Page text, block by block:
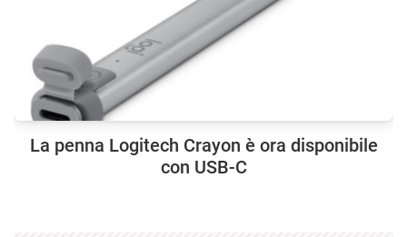
La penna Logitech Crayon è ora disponibile
con USB-C